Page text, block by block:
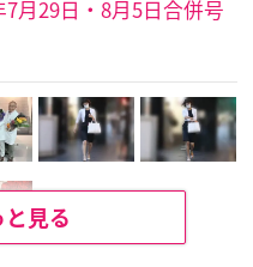
7月29日・8月5日合併号
見る